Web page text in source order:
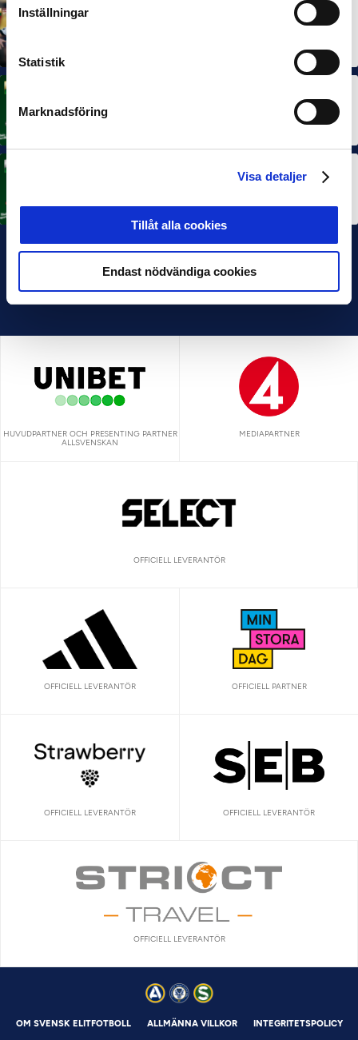
Inställningar
Statistik
Marknadsföring
Visa detaljer
Tillåt alla cookies
Endast nödvändiga cookies
Rösta på Månadens Spelare i juni
HUVUDPARTNER OCH PRESENTING PARTNER
ALLSVENSKAN
MEDIAPARTNER
OFFICIELL LEVERANTÖR
OFFICIELL LEVERANTÖR OFFICIELL PARTNER
OFFICIELL LEVERANTÖR OFFICIELL LEVERANTÖR
OFFICIELL LEVERANTÖR
OM SVENSK ELITFOTBOLL ALLMÄNNA VILLKOR INTEGRITETSPOLICY